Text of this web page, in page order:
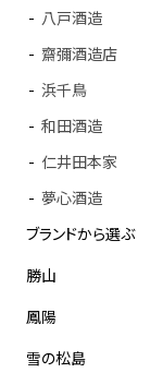
八戸酒造
齋彌酒造店
浜千鳥
和田酒造
仁井田本家
夢心酒造
ブランドから選ぶ
勝山
鳳陽
雪の松島